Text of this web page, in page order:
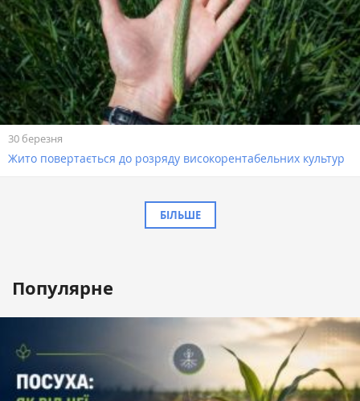
30 березня
Жито повертається до розряду високорентабельних культур
БІЛЬШЕ
Популярне